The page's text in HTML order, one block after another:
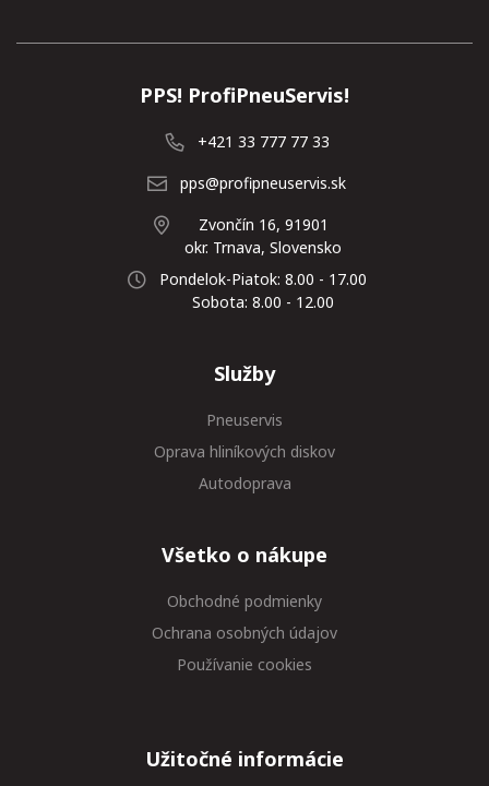
PPS! ProfiPneuServis!
+421 33 777 77 33
pps@profipneuservis.sk
Zvončín 16, 91901
okr. Trnava, Slovensko
Pondelok-Piatok: 8.00 - 17.00
Sobota: 8.00 - 12.00
Služby
Pneuservis
Oprava hliníkových diskov
Autodoprava
Všetko o nákupe
Obchodné podmienky
Ochrana osobných údajov
Používanie cookies
Užitočné informácie